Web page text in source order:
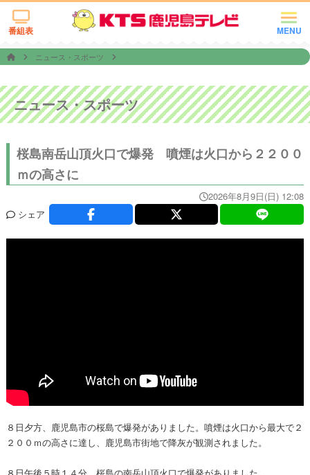
MENU
番組表
ニュース・スポーツ
ニュース・スポーツ
桜島南岳山頂火口で爆発 噴煙は火口から２２００
ｍの高さに
2026年8月9日(日) 12:08
シェア
８日夕方、鹿児島市の桜島で爆発がありました。噴煙は火口から最大で２
２００ｍの高さに達し、鹿児島市街地で降灰が観測されました。